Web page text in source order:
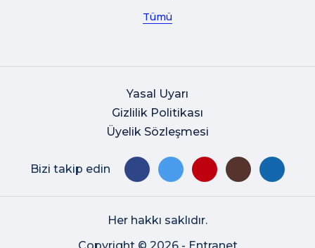
Tümü
Yasal Uyarı
Gizlilik Politikası
Üyelik Sözleşmesi
Bizi takip edin
Her hakkı saklıdır.
Copyright © 2026 - Entranet